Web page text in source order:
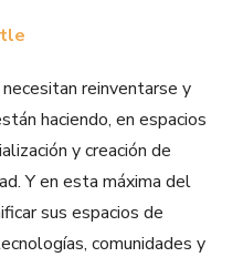
reinventarse y
haciendo, en espacios
y creación de
Y en esta máxima del
sus espacios de
comunidades y